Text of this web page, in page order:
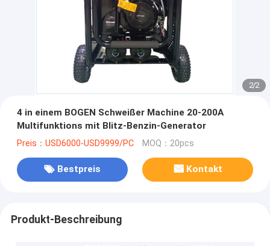
2/2
4 in einem BOGEN Schweißer Machine 20-200A
Multifunktions mit Blitz-Benzin-Generator
Preis：USD6000-USD9999/PC MOQ：20pcs
Bestpreis Kontakt
Produkt-Beschreibung